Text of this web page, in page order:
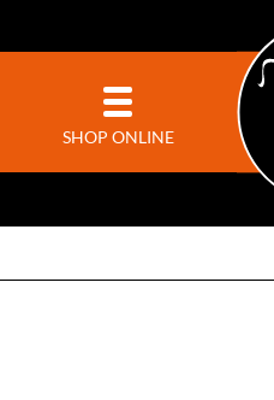
SHOP ONLINE